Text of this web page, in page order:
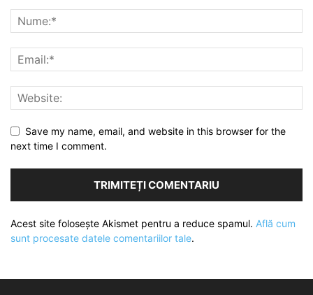
Save my name, email, and website in this browser for the
next time I comment.
Acest site folosește Akismet pentru a reduce spamul. Află cum
sunt procesate datele comentariilor tale.